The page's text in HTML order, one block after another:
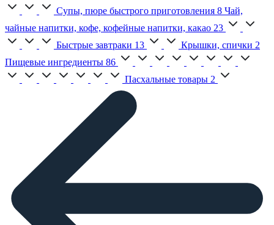
Супы, пюре быстрого приготовления 8 Чай,
чайные напитки, кофе, кофейные напитки, какао 23
Быстрые завтраки 13 Крышки, спички 2
Пищевые ингредиенты 86
Пасхальные товары 2